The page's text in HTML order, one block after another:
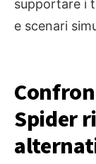
supportare i
e scenari
Spider